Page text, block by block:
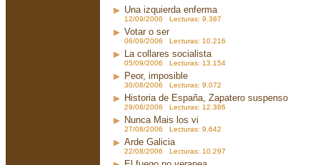
Una izquierda enferma
12/09/2006 Lecturas: 9.387
Votar o ser
06/09/2006 Lecturas: 10.216
La collares socialista
05/09/2006 Lecturas: 13.154
Peor, imposible
30/08/2006 Lecturas: 9.072
Historia de España, Zapatero suspenso
29/08/2006 Lecturas: 12.386
Nunca Mais los vi
27/08/2006 Lecturas: 9.642
Arde Galicia
22/08/2006 Lecturas: 10.297